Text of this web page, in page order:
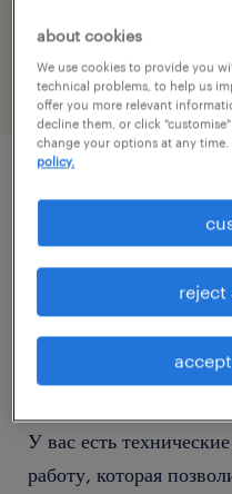
46927659
описание
Обслуживание
Свободные выходные |
У вас есть
работу, которая
about cookies
We use cookies to provide you
technical problems, to help us
offer you more relevant
decline them, or click
change your options at any
policy.
reject